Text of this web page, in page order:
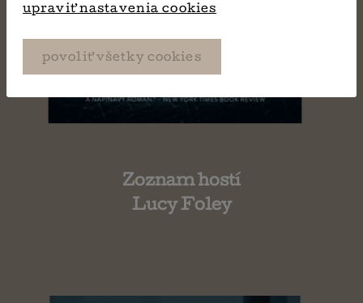
Zoznam hostí
Lucy Foley
upraviť nastavenia cookies
povoliť všetky cookies